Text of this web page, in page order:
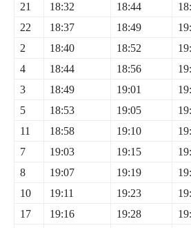
21
18:32 18:44
22
18:37 18:49
2
18:40 18:52
4
18:44 18:56
3
18:49 19:01
5
18:53 19:05
11
18:58 19:10
7
19:03 19:15
8
19:07 19:19
10
19:11 19:23
17
19:16 19:28